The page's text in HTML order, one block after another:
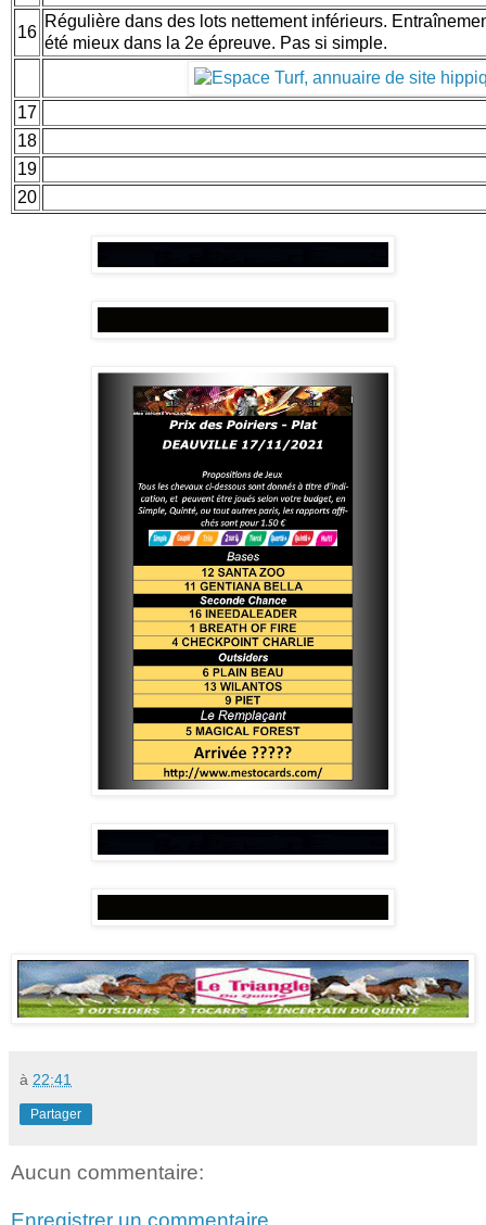
16
Régulière dans des lots nettement inférieurs.
été mieux dans la 2e épreuve. Pas si simple.
17
18
19
20
à 22:41
Partager
Aucun commentaire:
Enregistrer un commentaire